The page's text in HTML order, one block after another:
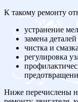
К такому ремонту
устранение
замена
чистка и
регулировка
Ниже перечислены